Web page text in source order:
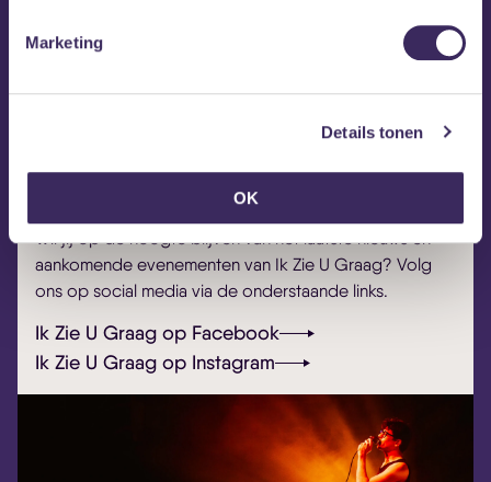
Marketing
Details tonen
OK
Wil jij op de hoogte blijven van het laatste nieuws en
aankomende evenementen van Ik Zie U Graag? Volg
ons op social media via de onderstaande links.
Ik Zie U Graag op Facebook
Ik Zie U Graag op Instagram